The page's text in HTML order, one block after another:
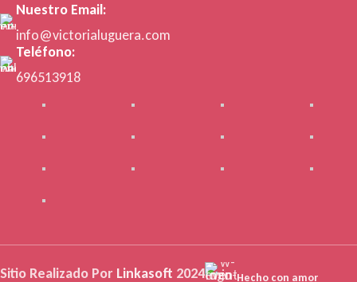
Nuestro Email:
info@victorialuguera.com
Teléfono:
696513918
Sitio Realizado Por Linkasoft 2024 Hecho con amor